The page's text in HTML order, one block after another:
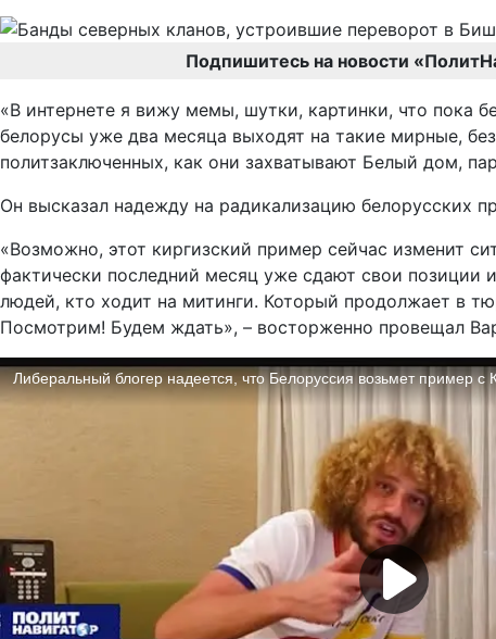
Подпишитесь на новости
«В интернете я вижу мемы, шутки, картинки, что пока
белорусы уже два месяца выходят на такие мирные,
политзаключенных, как они захватывают Белый дом,
Он высказал надежду на радикализацию белорусских
«Возможно, этот киргизский пример сейчас изменит
фактически последний месяц уже сдают свои позиции
людей, кто ходит на митинги. Который продолжает в
Посмотрим! Будем ждать», – восторженно провещал